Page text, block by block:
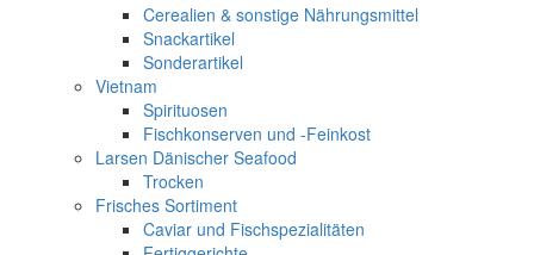
Cerealien & sonstige Nährungsmittel
Snackartikel
Sonderartikel
Vietnam
Spirituosen
Fischkonserven und -Feinkost
Larsen Dänischer Seafood
Trocken
Frisches Sortiment
Caviar und Fischspezialitäten